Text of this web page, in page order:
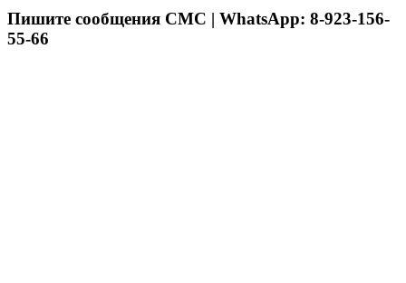
Пишите сообщения СМС | WhatsApp: 8-923-156-
55-66